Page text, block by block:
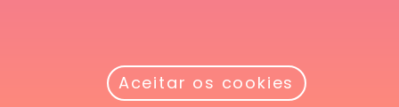
Aceitar os cookies